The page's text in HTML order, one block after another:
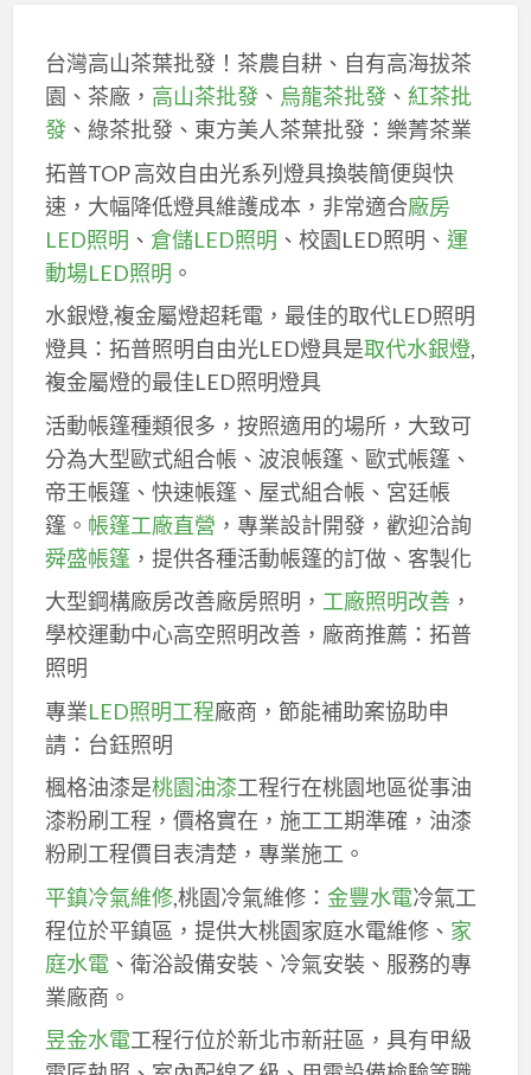
台灣高山茶葉批發！茶農自耕、自有高海拔茶
園、茶廠， 高山茶批發、 烏龍茶批發、 紅茶批
發、綠茶批發、東方美人茶葉批發：樂菁茶業
拓普TOP 高效自由光系列燈具換裝簡便與快
速，大幅降低燈具維護成本，非常適合廠房
LED照明 、 倉儲LED照明 、校園LED照明、 運
動場LED照明 。
水銀燈,複金屬燈超耗電，最佳的取代LED照明
燈具：拓普照明自由光LED燈具是取代水銀燈,
複金屬燈的最佳LED照明燈具
活動帳篷種類很多，按照適用的場所，大致可
分為大型歐式組合帳、波浪帳篷、歐式帳篷、
帝王帳篷、快速帳篷、屋式組合帳、宮廷帳
篷。 帳篷工廠直營 ，專業設計開發，歡迎洽詢
舜盛帳篷，提供各種活動帳篷的訂做、客製化
大型鋼構廠房改善廠房照明， 工廠照明改善，
學校運動中心高空照明改善，廠商推薦：拓普
照明
專業LED照明工程廠商，節能補助案協助申
請：台鈺照明
楓格油漆是桃園油漆工程行在桃園地區從事油
漆粉刷工程，價格實在，施工工期準確，油漆
粉刷工程價目表清楚，專業施工。
平鎮冷氣維修,桃園冷氣維修： 金豐水電冷氣工
程位於平鎮區，提供大桃園家庭水電維修、 家
庭水電、衛浴設備安裝、冷氣安裝、服務的專
業廠商。
昱金水電工程行位於新北市新莊區，具有甲級